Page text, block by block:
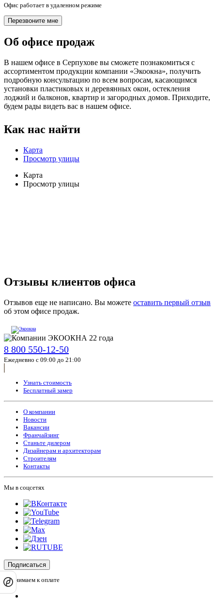
Офис работает в удаленном режиме
Перезвоните мне
Об офисе продаж
В нашем офисе в Серпухове вы сможете познакомиться с
ассортиментом продукции компании «Экоокна», получить
подробную консультацию по всем вопросам, касающимся
установки пластиковых и деревянных окон, остекления
лоджий и балконов, квартир и загородных домов. Приходите,
будем рады видеть вас в нашем офисе.
Как нас найти
Карта
Просмотр улицы
Карта
Просмотр улицы
Отзывы клиентов офиса
Отзывов еще не написано. Вы можете оставить первый отзыв
об этом офисе продаж.
8 800 550-12-50
Ежедневно с 09:00 до 21:00
Узнать стоимость
Бесплатный замер
О компании
Новости
Вакансии
Франчайзинг
Станьте дилером
Дизайнерам и архитекторам
Строителям
Контакты
Мы в соцсетях
Подписаться
Принимаем к оплате